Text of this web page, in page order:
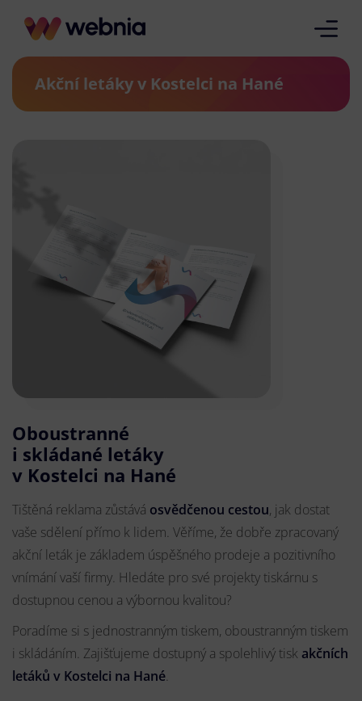
Akční letáky v Kostelci na Hané
Oboustranné
i skládané letáky
v Kostelci na Hané
Tištěná reklama zůstává osvědčenou cestou, jak dostat
vaše sdělení přímo k lidem. Věříme, že dobře zpracovaný
akční leták je základem úspěšného prodeje a pozitivního
vnímání vaší firmy. Hledáte pro své projekty tiskárnu s
dostupnou cenou a výbornou kvalitou?
Poradíme si s jednostranným tiskem, oboustranným tiskem
i skládáním. Zajišťujeme dostupný a spolehlivý tisk akčních
letáků v Kostelci na Hané.